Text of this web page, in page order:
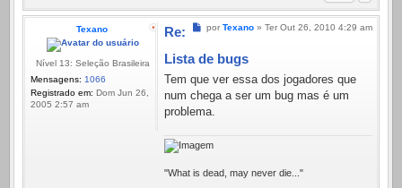
Texano
Nível 13: Seleção Brasileira
Mensagens: 1066
Registrado em: Dom Jun 26,
2005 2:57 am
Mensagem
por Texano » Ter Out 26, 2010 4:29 am
Re:
Lista de bugs
Tem que ver essa dos jogadores que
num chega a ser um bug mas é um
problema.
"What is dead, may never die..."